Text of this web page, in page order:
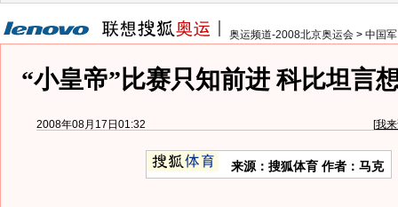
奥运频道-2008北京奥运会 > 中国
“小皇帝”比赛只知前进 科比坦言
2008年08月17日01:32 [我
来源：搜狐体育 作者：马克